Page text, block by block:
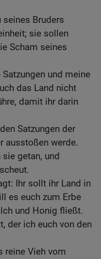
seines Bruders
sie sollen
Scham seines
und meine
das Land nicht
damit ihr darin
Satzungen der
ausstoßen werde.
sie getan, und
Ihr sollt ihr Land in
es euch zum Erbe
und Honig fließt.
der ich euch von den
reine Vieh vom